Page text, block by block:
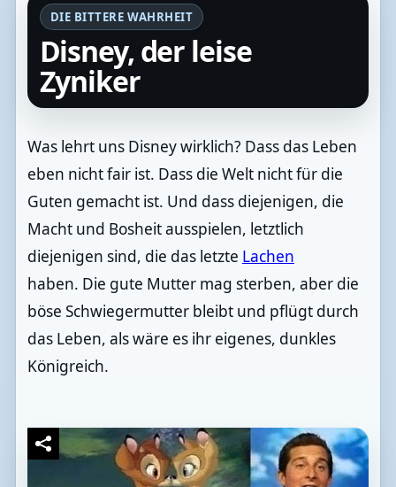
DIE BITTERE WAHRHEIT
Disney, der leise
Zyniker
Was lehrt uns Disney wirklich? Dass das Leben
eben nicht fair ist. Dass die Welt nicht für die
Guten gemacht ist. Und dass diejenigen, die
Macht und Bosheit ausspielen, letztlich
diejenigen sind, die das letzte Lachen
haben. Die gute Mutter mag sterben, aber die
böse Schwiegermutter bleibt und pflügt durch
das Leben, als wäre es ihr eigenes, dunkles
Königreich.